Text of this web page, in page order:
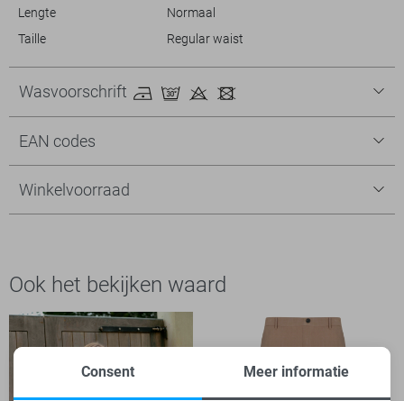
Lengte
Normaal
Taille
Regular waist
Wasvoorschrift
EAN codes
Winkelvoorraad
Ook het bekijken waard
Consent Meer informatie